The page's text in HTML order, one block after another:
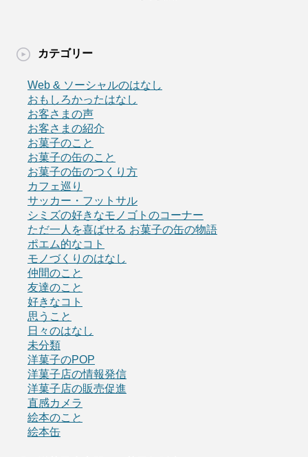
カテゴリー
Web & ソーシャルのはなし
おもしろかったはなし
お客さまの声
お客さまの紹介
お菓子のこと
お菓子の缶のこと
お菓子の缶のつくり方
カフェ巡り
サッカー・フットサル
シミズの好きなモノゴトのコーナー
ただ一人を喜ばせる お菓子の缶の物語
ポエム的なコト
モノづくりのはなし
仲間のこと
友達のこと
好きなコト
思うこと
日々のはなし
未分類
洋菓子のPOP
洋菓子店の情報発信
洋菓子店の販売促進
直感カメラ
絵本のこと
絵本缶